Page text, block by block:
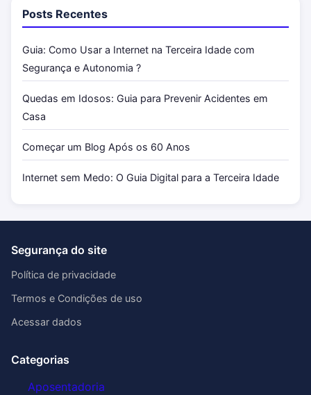
Posts Recentes
Guia: Como Usar a Internet na Terceira Idade com
Segurança e Autonomia ?
Quedas em Idosos: Guia para Prevenir Acidentes em
Casa
Começar um Blog Após os 60 Anos
Internet sem Medo: O Guia Digital para a Terceira Idade
Segurança do site
Política de privacidade
Termos e Condições de uso
Acessar dados
Categorias
Aposentadoria